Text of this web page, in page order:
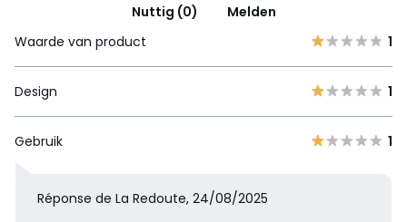
Nuttig (0)
Melden
Waarde van product
1
Design 1
Gebruik 1
Réponse de La Redoute, 24/08/2025